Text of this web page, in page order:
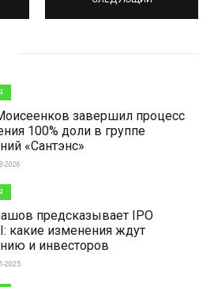
завершил процесс
100% доли в группе
«Сантэнс»
2026
предсказывает IPO
какие изменения ждут
и инвесторов
2025